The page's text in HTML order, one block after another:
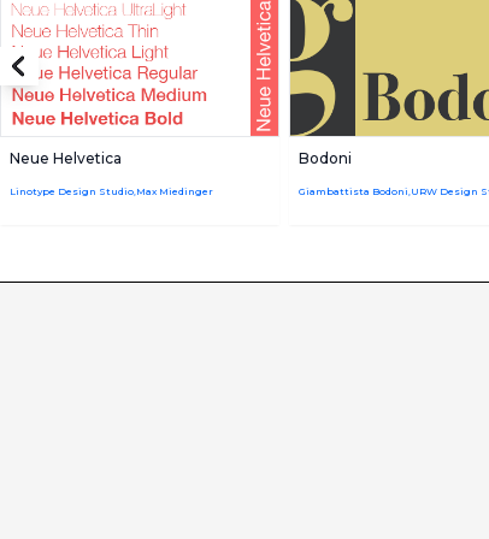
Neue Helvetica
Linotype Design Studio,Max Miedinger
Bodoni